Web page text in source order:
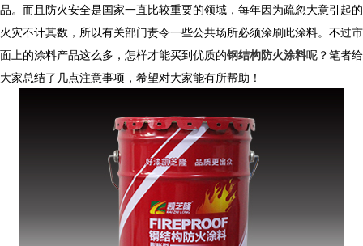
品。而且防火安全是国家一直比较重要的领域，每年因为疏忽大意引起的
火灾不计其数，所以有关部门责令一些公共场所必须涂刷此涂料。不过市
面上的涂料产品这么多，怎样才能买到优质的钢结构防火涂料呢？笔者给
大家总结了几点注意事项，希望对大家能有所帮助！